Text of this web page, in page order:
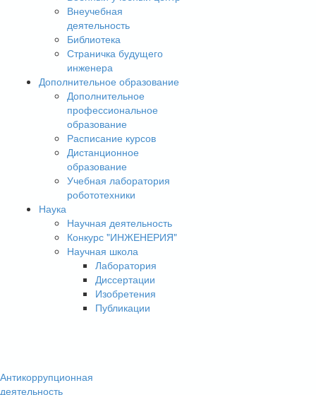
Внеучебная
деятельность
Библиотека
Страничка будущего
инженера
Дополнительное образование
Дополнительное
профессиональное
образование
Расписание курсов
Дистанционное
образование
Учебная лаборатория
робототехники
Наука
Научная деятельность
Конкурс "ИНЖЕНЕРИЯ"
Научная школа
Лаборатория
Диссертации
Изобретения
Публикации
Антикоррупционная
деятельность